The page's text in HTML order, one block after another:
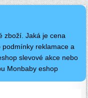
zboží. Jaká je cena
reklamace a
slevové akce nebo
Monbaby eshop